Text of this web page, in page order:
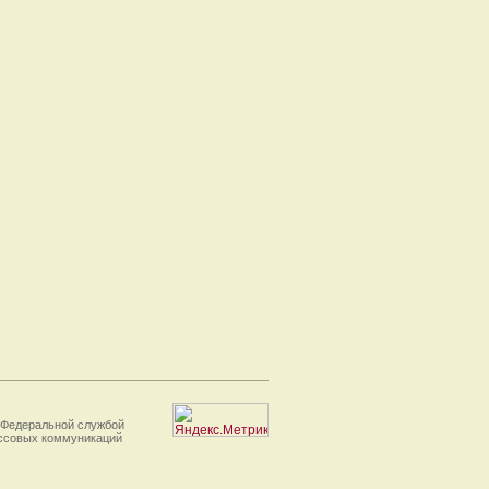
службой
коммуникаций